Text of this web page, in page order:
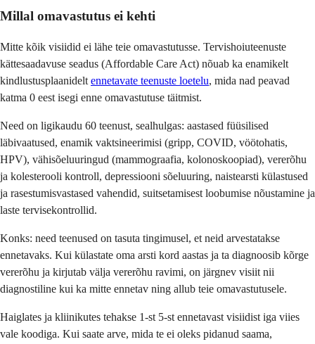
Millal omavastutus ei kehti
Mitte kõik visiidid ei lähe teie omavastutusse. Tervishoiuteenuste
kättesaadavuse seadus (Affordable Care Act) nõuab ka enamikelt
kindlustusplaanidelt ennetavate teenuste loetelu, mida nad peavad
katma 0 eest isegi enne omavastutuse täitmist.
Need on ligikaudu 60 teenust, sealhulgas: aastased füüsilised
läbivaatused, enamik vaktsineerimisi (gripp, COVID, vöötohatis,
HPV), vähisõeluuringud (mammograafia, kolonoskoopiad), vererõhu
ja kolesterooli kontroll, depressiooni sõeluuring, naistearsti külastused
ja rasestumisvastased vahendid, suitsetamisest loobumise nõustamine ja
laste tervisekontrollid.
Konks: need teenused on tasuta tingimusel, et neid arvestatakse
ennetavaks. Kui külastate oma arsti kord aastas ja ta diagnoosib kõrge
vererõhu ja kirjutab välja vererõhu ravimi, on järgnev visiit nii
diagnostiline kui ka mitte ennetav ning allub teie omavastutusele.
Haiglates ja kliinikutes tehakse 1-st 5-st ennetavast visiidist iga viies
vale koodiga. Kui saate arve, mida te ei oleks pidanud saama,